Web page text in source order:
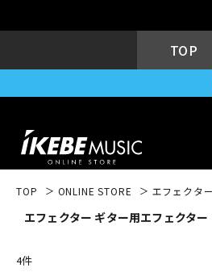
TOP
TOP ONLINE STORE エフェクター
エフェクター ギター用エフェクタ
4件